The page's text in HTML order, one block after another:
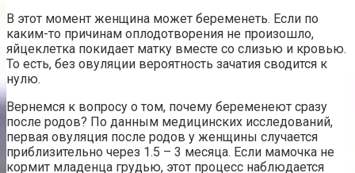
В этот момент женщина может беременеть. Если по
каким-то причинам оплодотворения не произошло,
яйцеклетка покидает матку вместе со слизью и кровью.
То есть, без овуляции вероятность зачатия сводится к
нулю.
Вернемся к вопросу о том, почему беременеют сразу
после родов? По данным медицинских исследований,
первая овуляция после родов у женщины случается
приблизительно через 1.5 – 3 месяца. Если мамочка не
кормит младенца грудью, этот процесс наблюдается